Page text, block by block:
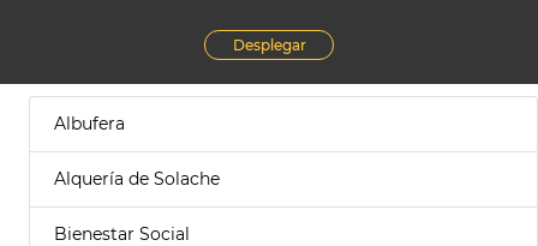
Desplegar
Albufera
Alquería de Solache
Bienestar Social